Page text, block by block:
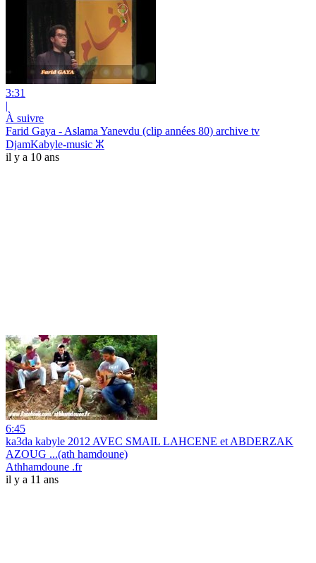
3:31
|
À suivre
Farid Gaya - Aslama Yanevdu (clip années 80) archive tv
DjamKabyle-music ⵣ
il y a 10 ans
6:45
ka3da kabyle 2012 AVEC SMAIL LAHCENE et ABDERZAK
AZOUG ...(ath hamdoune)
Athhamdoune .fr
il y a 11 ans